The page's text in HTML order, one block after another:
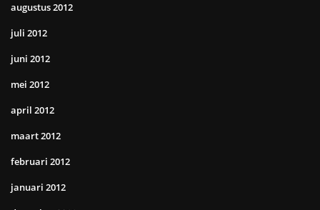
augustus 2012
juli 2012
juni 2012
mei 2012
april 2012
maart 2012
februari 2012
januari 2012